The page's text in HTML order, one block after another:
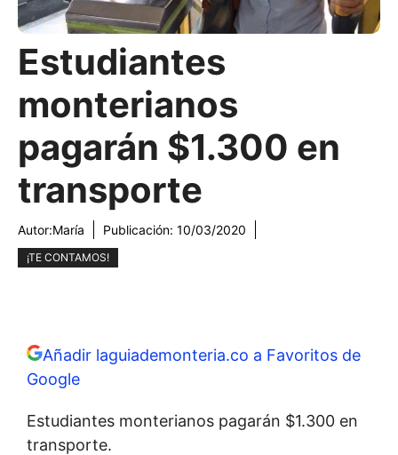
Estudiantes
monterianos
pagarán $1.300 en
transporte
Autor:María Publicación: 10/03/2020
¡TE CONTAMOS!
Añadir laguiademonteria.co a Favoritos de
Google
Estudiantes monterianos pagarán $1.300 en
transporte.